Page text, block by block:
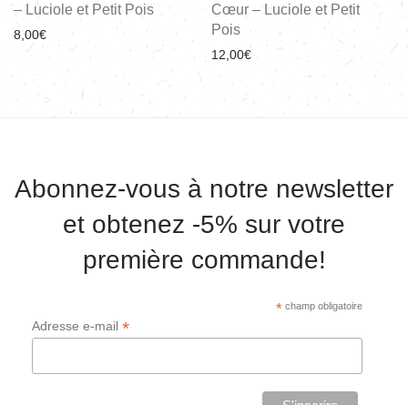
– Luciole et Petit Pois
8,00€
Cœur – Luciole et Petit
Pois
12,00€
Abonnez-vous à notre newsletter
et obtenez -5% sur votre
première commande!
*champ obligatoire
Adresse e-mail *